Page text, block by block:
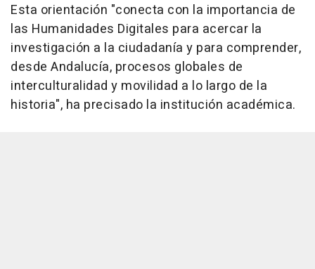
Esta orientación "conecta con la importancia de
las Humanidades Digitales para acercar la
investigación a la ciudadanía y para comprender,
desde Andalucía, procesos globales de
interculturalidad y movilidad a lo largo de la
historia", ha precisado la institución académica.